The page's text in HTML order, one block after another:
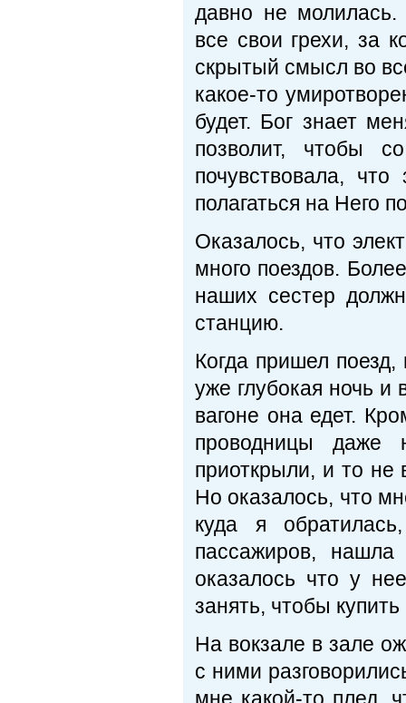
давно не молилась.
все свои грехи, за
скрытый смысл во
какое-то
будет. Бог знает
позволит, чтобы
почувствовала,
полагаться на Него
Оказалось, что
много поездов.
наших сестер
станцию.
Когда пришел
уже глубокая ночь и
вагоне она едет.
проводницы даже
приоткрыли, и то не
Но оказалось, что
куда я
пассажиров,
оказалось что у
занять, чтобы
На вокзале в зале
с ними